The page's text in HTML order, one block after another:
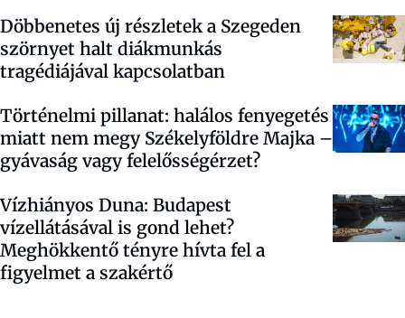
Döbbenetes új részletek a Szegeden
szörnyet halt diákmunkás
tragédiájával kapcsolatban
Történelmi pillanat: halálos fenyegetés
miatt nem megy Székelyföldre Majka –
gyávaság vagy felelősségérzet?
Vízhiányos Duna: Budapest
vízellátásával is gond lehet?
Meghökkentő tényre hívta fel a
figyelmet a szakértő